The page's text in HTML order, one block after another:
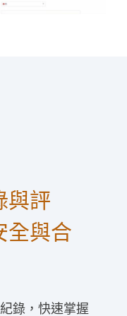
與評
全與合
錄，快速掌握